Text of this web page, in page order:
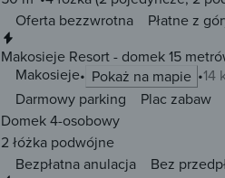
Oferta bezzwrotna
Płatne z
Makosieje Resort - domek 15
Makosieje
Pokaż na mapie 14
Darmowy parking Plac zabaw
Domek 4-osobowy
2 łóżka podwójne
Bezpłatna anulacja
Bez